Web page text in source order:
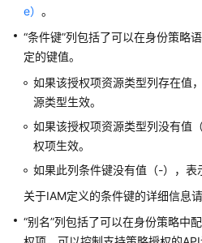
数
据
安
全
与
规
人
e） 。
“条件键”列包括了可以在身份策略
定的键值。
如果该授权项资源类型列存在值
源类型生效。
如果该授权项资源类型列没有值
权项生效。
如果此列条件键没有值（-），表
关于IAM定义的条件键的详细信息
“别名”列包括了可以在身份策略中